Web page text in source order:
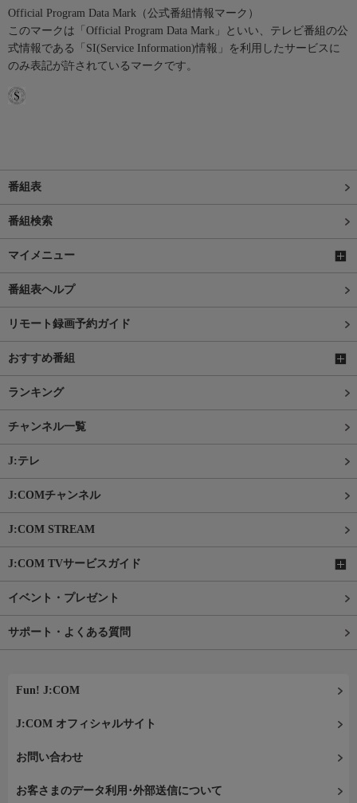
Official Program Data Mark（公式番組情報マーク）
このマークは「Official Program Data Mark」といい、テレビ番組の公
式情報である「SI(Service Information)情報」を利用したサービスに
のみ表記が許されているマークです。
番組表
番組検索
マイメニュー
番組表ヘルプ
リモート録画予約ガイド
おすすめ番組
ランキング
チャンネル一覧
J:テレ
J:COMチャンネル
J:COM STREAM
J:COM TVサービスガイド
イベント・プレゼント
サポート・よくある質問
Fun! J:COM
J:COM オフィシャルサイト
お問い合わせ
お客さまのデータ利用･外部送信について